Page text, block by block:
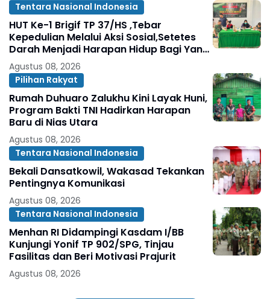
Tentara Nasional Indonesia
HUT Ke-1 Brigif TP 37/HS ,Tebar
Kepedulian Melalui Aksi Sosial,Setetes
Darah Menjadi Harapan Hidup Bagi Yang
Membutuhkan
Agustus 08, 2026
Pilihan Rakyat
Rumah Duhuaro Zalukhu Kini Layak Huni,
Program Bakti TNI Hadirkan Harapan
Baru di Nias Utara
Agustus 08, 2026
Tentara Nasional Indonesia
Bekali Dansatkowil, Wakasad Tekankan
Pentingnya Komunikasi
Agustus 08, 2026
Tentara Nasional Indonesia
Menhan RI Didampingi Kasdam I/BB
Kunjungi Yonif TP 902/SPG, Tinjau
Fasilitas dan Beri Motivasi Prajurit
Agustus 08, 2026